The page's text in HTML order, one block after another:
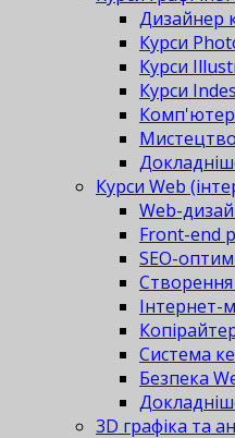
Дизайнер
Курси
Курси
Курси
Курси Web
Web-
Front-end
SEO-
Створення
Інтернет-
Система
Безпека
3D графіка та